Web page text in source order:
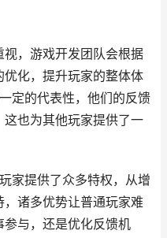
，游戏开发团队会根据
化，提升玩家的整体体
定的代表性，他们的反馈
也为其他玩家提供了一
家提供了众多特权，从增
诸多优势让普通玩家难
与，还是优化反馈机